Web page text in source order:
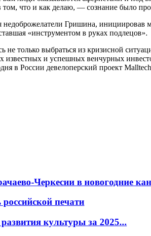
что и как делаю, — сознание было
недоброжелатели Гришина,
«инструментом в руках подлецов».
только выбраться из кризисной
и успешных венчурных
в России девелоперский проект
Черкесии в новогодние
печати
культуры за 2025...